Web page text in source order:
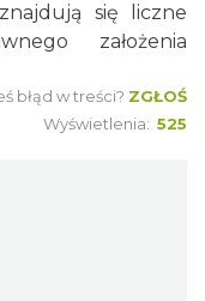
się liczne
założenia
błąd w treści? ZGŁOŚ
Wyświetlenia: 525